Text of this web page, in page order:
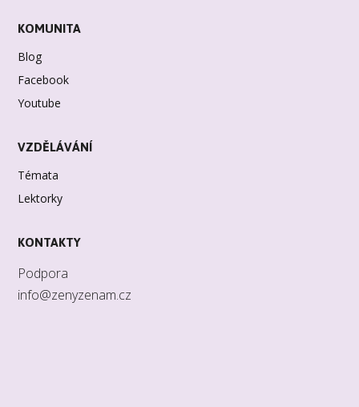
KOMUNITA
Blog
Facebook
Youtube
VZDĚLÁVÁNÍ
Témata
Lektorky
KONTAKTY
Podpora
info@zenyzenam.cz